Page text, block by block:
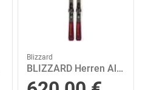
Blizzard
BLIZZARD Herren All-Mountain Ski STORMBIRD 76 CA + TPC11 DEMO 170 in Grau